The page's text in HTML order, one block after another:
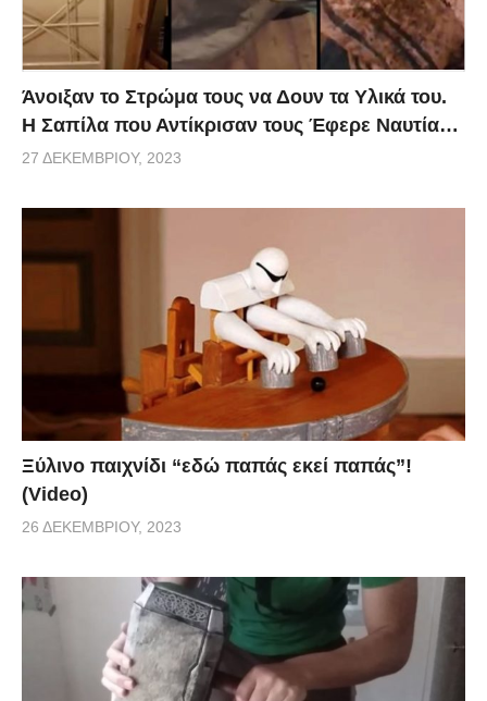
Άνοιξαν το Στρώμα τους να Δουν τα Υλικά του.
Η Σαπίλα που Αντίκρισαν τους Έφερε Ναυτία…
27 ΔΕΚΕΜΒΡΊΟΥ, 2023
Ξύλινο παιχνίδι “εδώ παπάς εκεί παπάς”!
(Video)
26 ΔΕΚΕΜΒΡΊΟΥ, 2023